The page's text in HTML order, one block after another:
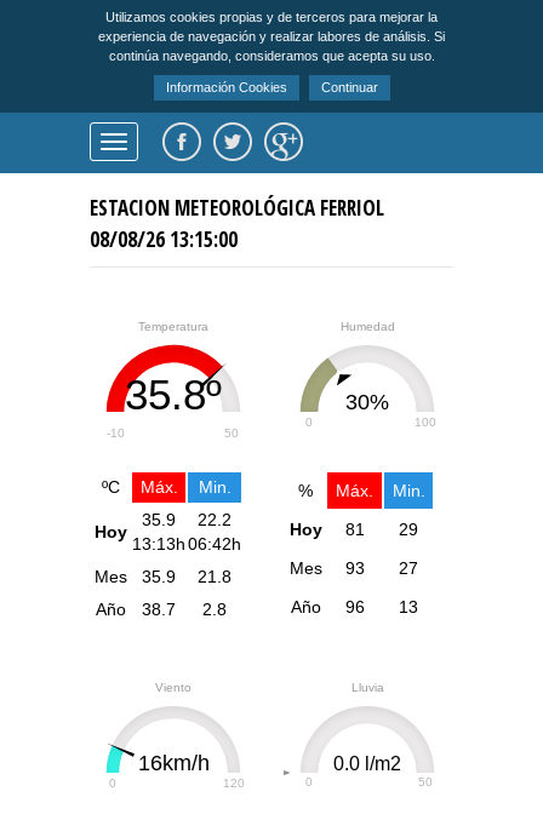
Utilizamos cookies propias y de terceros para mejorar la
experiencia de navegación y realizar labores de análisis. Si
continúa navegando, consideramos que acepta su uso.
Información Cookies Continuar
ESTACION METEOROLÓGICA FERRIOL
08/08/26 13:15:00
Temperatura
35.8º
-10 50
ºC Máx. Min.
Hoy
35.9
13:13h
22.2
06:42h
Mes
35.9
21.8
Año
38.7 2.8
Humedad
30%
0 100
% Máx.
Min.
Hoy
81
29
Mes
93
27
Año
96 13
Viento
16km/h
0 120
Lluvia
0.0 l/m2
0 50